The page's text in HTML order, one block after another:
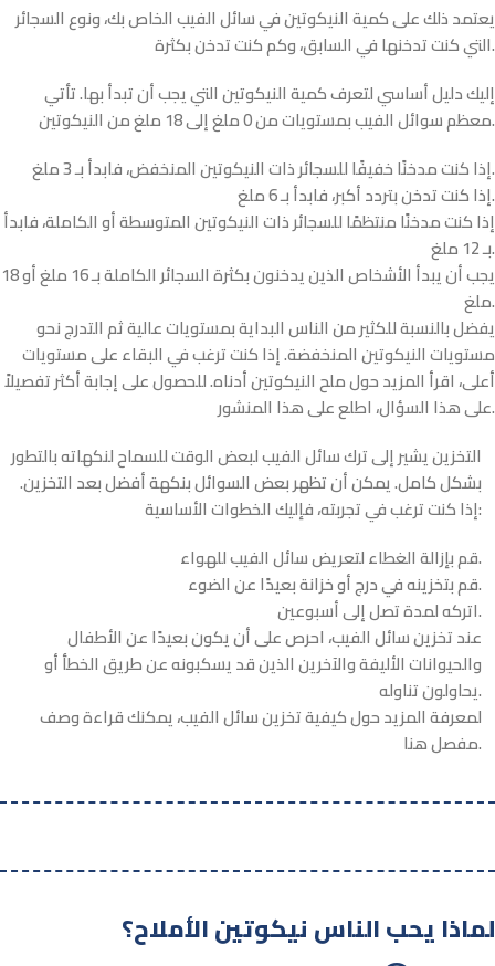
يعتمد ذلك على كمية النيكوتين في سائل الفيب الخاص بك، ونوع السجائر
التي كنت تدخنها في السابق، وكم كنت تدخن بكثرة.
إليك دليل أساسي لتعرف كمية النيكوتين التي يجب أن تبدأ بها. تأتي
معظم سوائل الفيب بمستويات من 0 ملغ إلى 18 ملغ من النيكوتين.
إذا كنت مدخنًا خفيفًا للسجائر ذات النيكوتين المنخفض، فابدأ بـ 3 ملغ.
إذا كنت تدخن بتردد أكبر، فابدأ بـ 6 ملغ.
إذا كنت مدخنًا منتظمًا للسجائر ذات النيكوتين المتوسطة أو الكاملة، فابدأ
بـ 12 ملغ.
يجب أن يبدأ الأشخاص الذين يدخنون بكثرة السجائر الكاملة بـ 16 ملغ أو 18
ملغ.
يفضل بالنسبة للكثير من الناس البداية بمستويات عالية ثم التدرج نحو
مستويات النيكوتين المنخفضة. إذا كنت ترغب في البقاء على مستويات
أعلى، اقرأ المزيد حول ملح النيكوتين أدناه. للحصول على إجابة أكثر تفصيلاً
على هذا السؤال، اطلع على هذا المنشور.
التخزين يشير إلى ترك سائل الفيب لبعض الوقت للسماح لنكهاته بالتطور
بشكل كامل. يمكن أن تظهر بعض السوائل بنكهة أفضل بعد التخزين.
إذا كنت ترغب في تجربته، فإليك الخطوات الأساسية:
قم بإزالة الغطاء لتعريض سائل الفيب للهواء.
قم بتخزينه في درج أو خزانة بعيدًا عن الضوء.
اتركه لمدة تصل إلى أسبوعين.
عند تخزين سائل الفيب، احرص على أن يكون بعيدًا عن الأطفال
والحيوانات الأليفة والآخرين الذين قد يسكبونه عن طريق الخطأ أو
يحاولون تناوله.
لمعرفة المزيد حول كيفية تخزين سائل الفيب، يمكنك قراءة وصف
مفصل هنا.
لماذا يحب الناس نيكوتين الأملاح؟